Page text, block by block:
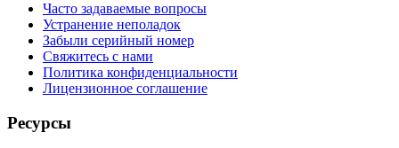
Часто задаваемые вопросы
Устранение неполадок
Забыли серийный номер
Свяжитесь с нами
Политика конфиденциальности
Лицензионное соглашение
Ресурсы